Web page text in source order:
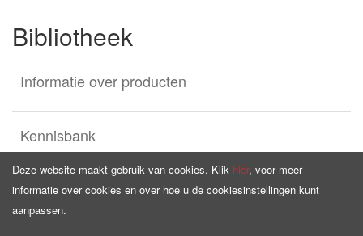
Bibliotheek
Informatie over producten
Kennisbank
Homepage
Deze website maakt gebruik van cookies. Klik hier, voor meer
informatie over cookies en over hoe u de cookiesinstellingen kunt
aanpassen.